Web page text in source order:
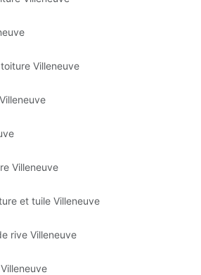
Villeneuve
Villeneuve
et tuile Villeneuve
rive Villeneuve